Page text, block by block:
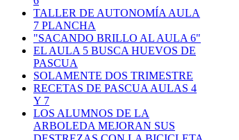
TALLER DE AUTONOMÍA AULA
7 PLANCHA
"SACANDO BRILLO AL AULA 6"
EL AULA 5 BUSCA HUEVOS DE
PASCUA
SOLAMENTE DOS TRIMESTRE
RECETAS DE PASCUA AULAS 4
Y 7
LOS ALUMNOS DE LA
ARBOLEDA MEJORAN SUS